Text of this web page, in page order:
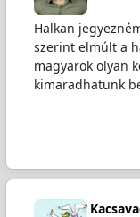
Halkan
szerint elmúlt a
magyarok olyan
kimaradhatunk